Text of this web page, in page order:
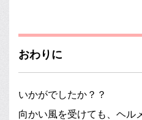
おわりに
いかがでしたか？？
向かい風を受けても、ヘル